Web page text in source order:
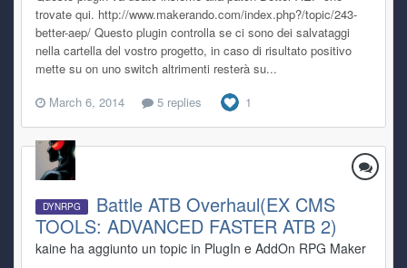
trovate qui. http://www.makerando.com/index.php?/topic/243-
better-aep/ Questo plugin controlla se ci sono dei salvataggi
nella cartella del vostro progetto, in caso di risultato positivo
mette su on uno switch altrimenti resterà su...
March 6, 2014
5 replies 1
DYNRPG
Battle ATB Overhaul(EX CMS
TOOLS: ADVANCED FASTER ATB 2)
kaine ha aggiunto un topic in PlugIn e AddOn RPG Maker